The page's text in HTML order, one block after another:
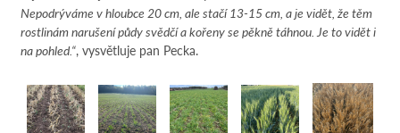
Nepodrýváme v hloubce 20 cm, ale stačí 13-15 cm, a je vidět, že těm
rostlinám narušení půdy svědčí a kořeny se pěkně táhnou. Je to vidět i
na pohled.“, vysvětluje pan Pecka.